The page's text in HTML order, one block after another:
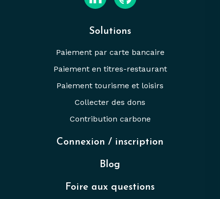
Solutions
Paiement par carte bancaire
Paiement en titres-restaurant
Paiement tourisme et loisirs
Collecter des dons
Contribution carbone
Connexion / inscription
Blog
Foire aux questions